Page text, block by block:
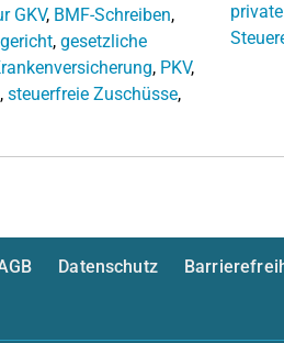
GKV, BMF-Schreiben,
, gesetzliche
, PKV,
, steuerfreie Zuschüsse,
Datenschutz